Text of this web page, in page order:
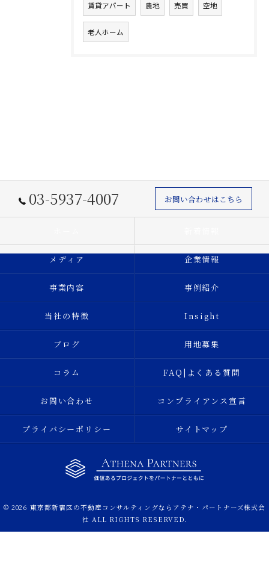
賃貸アパート 農地 売買 空地
老人ホーム
03-5937-4007 お問い合わせはこちら
メディア 企業情報
事業内容 事例紹介
当社の特徴 Insight
ブログ 用地募集
コラム FAQ|よくある質問
お問い合わせ コンプライアンス宣言
プライバシーポリシー サイトマップ
© 2026 東京都新宿区の不動産コンサルティングならアテナ・パートナーズ株式会
社 ALL RIGHTS RESERVED.